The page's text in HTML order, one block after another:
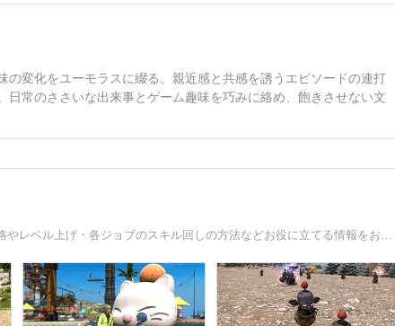
変化をユーモラスに綴る。親近感と共感を誘うエピソードの連打
常のささいな出来事とゲーム趣味を巧みに絡め、飽きさせない文